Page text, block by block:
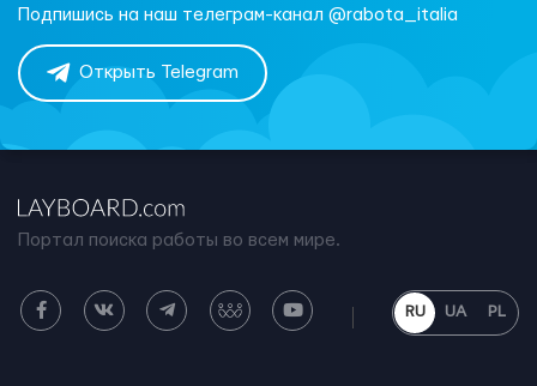
Подпишись на наш телеграм-канал @rabota_italia
Открыть Telegram
Портал поиска работы во всем мире.
RU UA PL